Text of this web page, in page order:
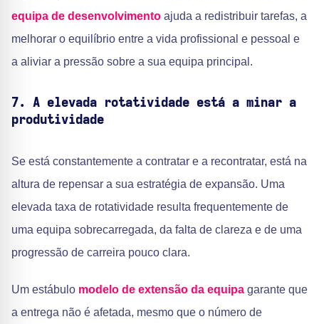
equipa de desenvolvimento ajuda a redistribuir tarefas, a
melhorar o equilíbrio entre a vida profissional e pessoal e
a aliviar a pressão sobre a sua equipa principal.
7. A elevada rotatividade está a minar a
produtividade
Se está constantemente a contratar e a recontratar, está na
altura de repensar a sua estratégia de expansão. Uma
elevada taxa de rotatividade resulta frequentemente de
uma equipa sobrecarregada, da falta de clareza e de uma
progressão de carreira pouco clara.
Um estábulo modelo de extensão da equipa garante que
a entrega não é afetada, mesmo que o número de